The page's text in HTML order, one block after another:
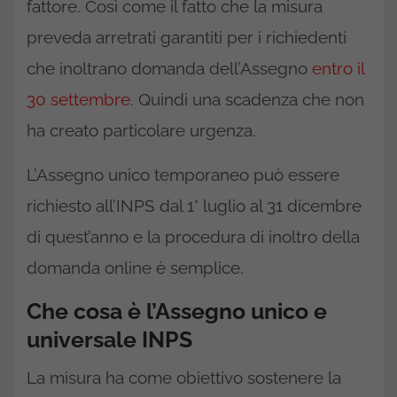
fattore. Così come il fatto che la misura
preveda arretrati garantiti per i richiedenti
che inoltrano domanda dell’Assegno entro il
30 settembre. Quindi una scadenza che non
ha creato particolare urgenza.
L’Assegno unico temporaneo può essere
richiesto all’INPS dal 1° luglio al 31 dicembre
di quest’anno e la procedura di inoltro della
domanda online è semplice.
Che cosa è l’Assegno unico e
universale INPS
La misura ha come obiettivo sostenere la